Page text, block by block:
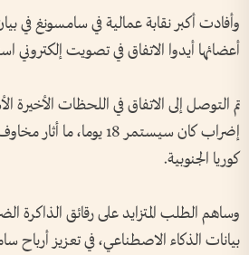
أعضائها أيدوا الاتفاق في تصويت إلكتروني
تم التوصل إلى الاتفاق في اللحظات الأخيرة
إضراب كان سيستمر 18
كوريا الجنوبية.
وساهم الطلب المتزايد على رقائق الذاكرة
بيانات الذكاء الاصطناعي، في تعزيز